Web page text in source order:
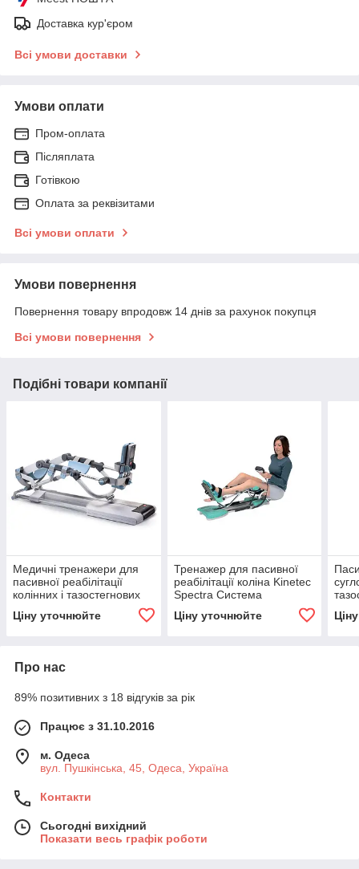
Доставка кур'єром
Всі умови доставки
Умови оплати
Пром-оплата
Післяплата
Готівкою
Оплата за реквізитами
Всі умови оплати
Умови повернення
Повернення товару впродовж 14 днів за рахунок покупця
Всі умови повернення
Подібні товари компанії
Медичні тренажери для
пасивної реабілітації
колінних і тазостегнових
суглобів BTL-CPMOTION
K PRO
Ціну уточнюйте
Тренажер для пасивної
реабілітації коліна Kinetec
Spectra Система
безперервного пасивного
руху суглобів
Ціну уточнюйте
Про нас
89% позитивних з 18 відгуків за рік
Працює з 31.10.2016
м. Одеса
вул. Пушкінська, 45, Одеса, Україна
Контакти
Сьогодні вихідний
Показати весь графік роботи